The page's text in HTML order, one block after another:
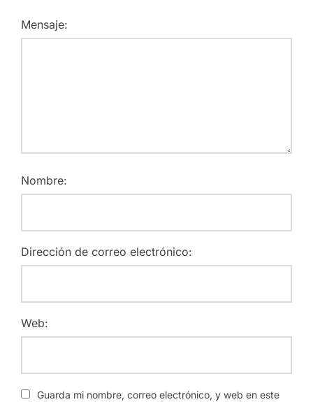
Mensaje:
Nombre:
Dirección de correo electrónico:
Web:
Guarda mi nombre, correo electrónico, y web en este